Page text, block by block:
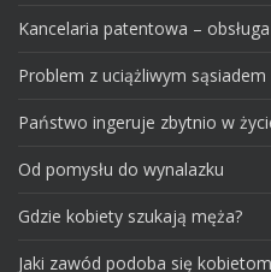
Kancelaria patentowa –
Problem z uciążliwym sąsiadem
Państwo ingeruje zbytnio w
Od pomysłu do wynalazku
Gdzie kobiety szukają męża?
Jaki zawód podoba się